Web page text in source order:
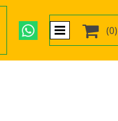
 (0)